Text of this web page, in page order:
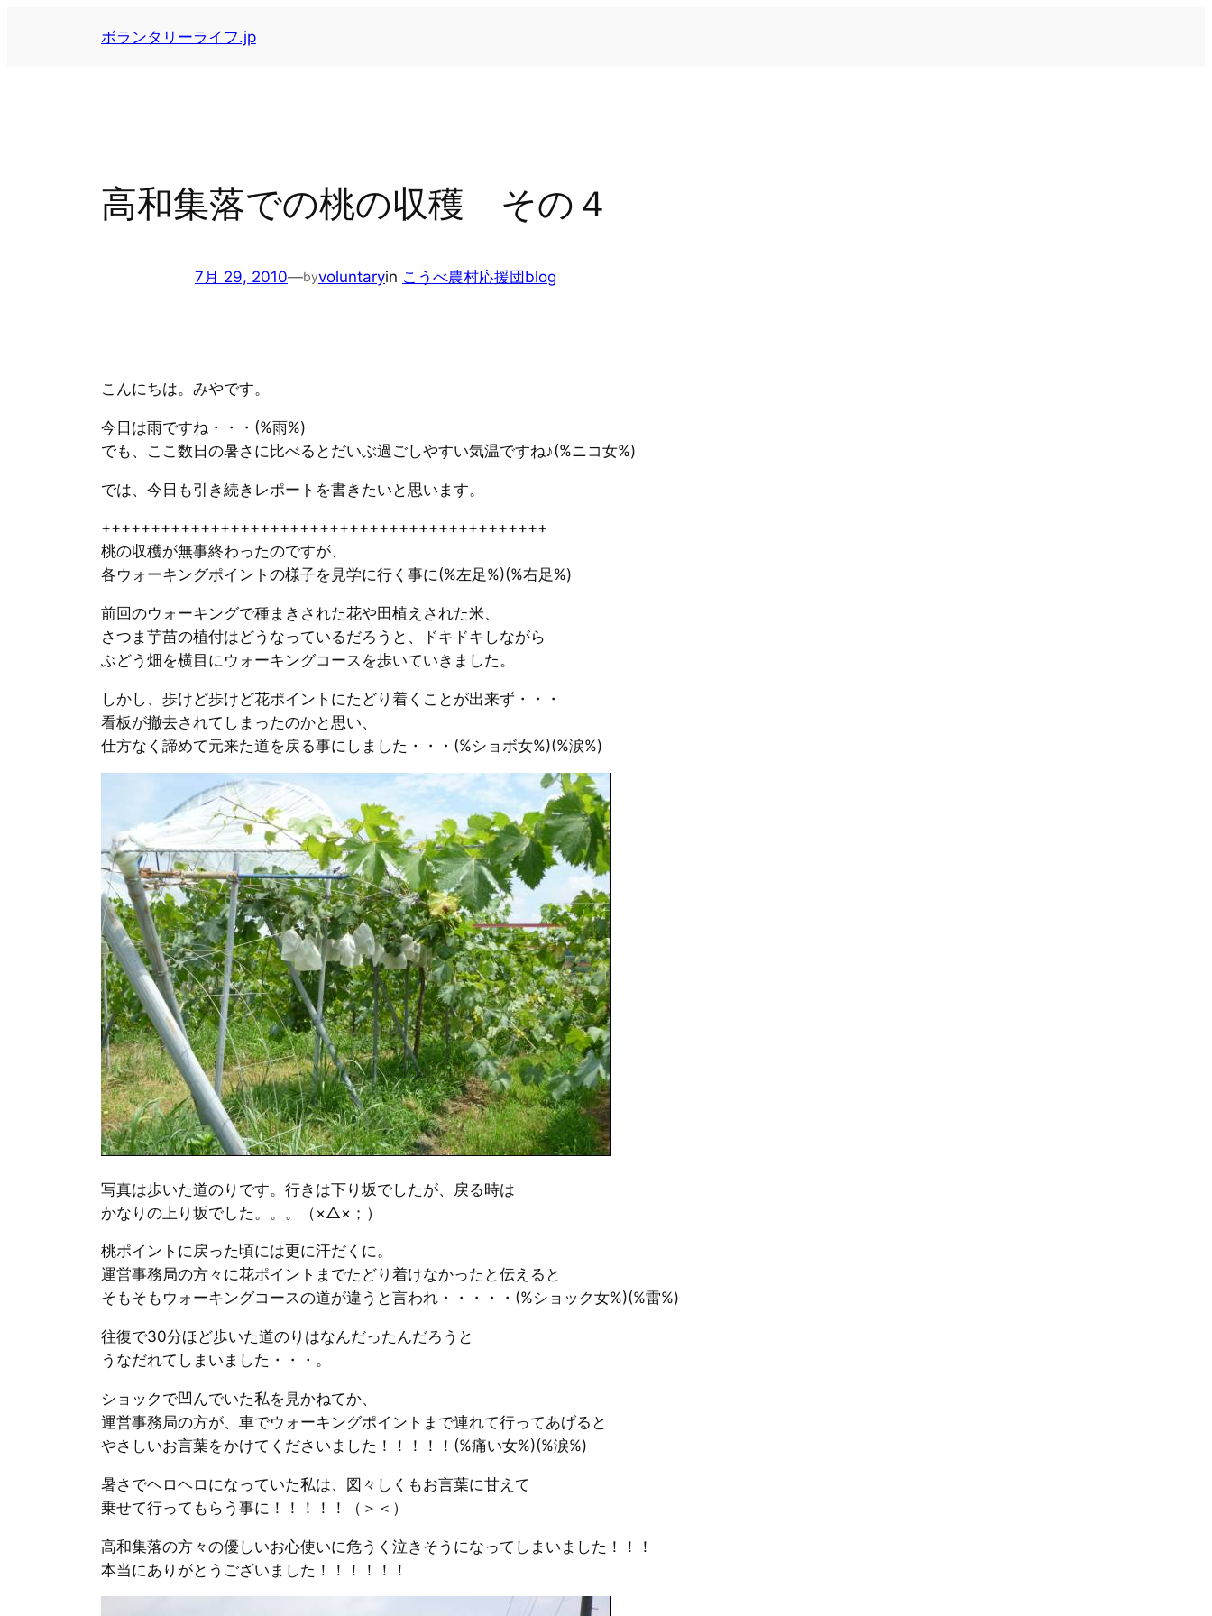
ボランタリーライフ.jp
高和集落での桃の収穫 その４
7月 29, 2010—byvoluntaryin こうべ農村応援団blog
こんにちは。みやです。
今日は雨ですね・・・(%雨%)
でも、ここ数日の暑さに比べるとだいぶ過ごしやすい気温ですね♪(%ニコ女%)
では、今日も引き続きレポートを書きたいと思います。
+++++++++++++++++++++++++++++++++++++++++++++
桃の収穫が無事終わったのですが、
各ウォーキングポイントの様子を見学に行く事に(%左足%)(%右足%)
前回のウォーキングで種まきされた花や田植えされた米、
さつま芋苗の植付はどうなっているだろうと、ドキドキしながら
ぶどう畑を横目にウォーキングコースを歩いていきました。
しかし、歩けど歩けど花ポイントにたどり着くことが出来ず・・・
看板が撤去されてしまったのかと思い、
仕方なく諦めて元来た道を戻る事にしました・・・(%ショボ女%)(%涙%)
写真は歩いた道のりです。行きは下り坂でしたが、戻る時は
かなりの上り坂でした。。。（×△×；）
桃ポイントに戻った頃には更に汗だくに。
運営事務局の方々に花ポイントまでたどり着けなかったと伝えると
そもそもウォーキングコースの道が違うと言われ・・・・・(%ショック女%)(%雷%)
往復で30分ほど歩いた道のりはなんだったんだろうと
うなだれてしまいました・・・。
ショックで凹んでいた私を見かねてか、
運営事務局の方が、車でウォーキングポイントまで連れて行ってあげると
やさしいお言葉をかけてくださいました！！！！！(%痛い女%)(%涙%)
暑さでヘロヘロになっていた私は、図々しくもお言葉に甘えて
乗せて行ってもらう事に！！！！！（＞＜）
高和集落の方々の優しいお心使いに危うく泣きそうになってしまいました！！！
本当にありがとうございました！！！！！！